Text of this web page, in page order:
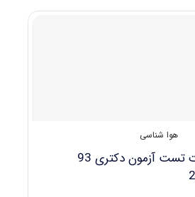
دکتری
هوا شناسی
دانلود رایگان سوالات تست آزمون دکتری 93